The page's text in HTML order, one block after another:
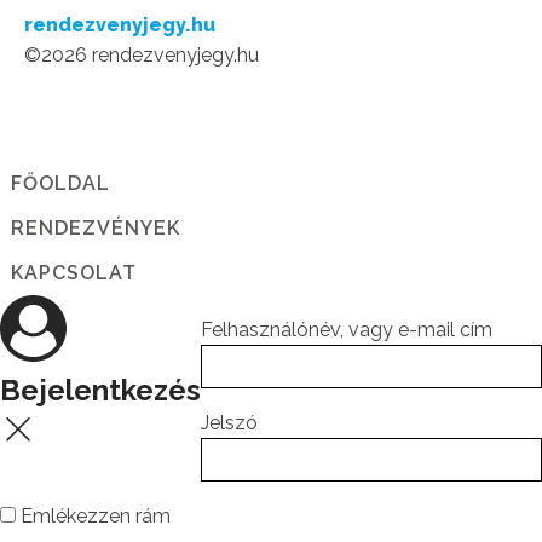
10-05 Bizonyságok,
oklevélátadás
rendezvenyjegy.hu
©2026 rendezvenyjegy.hu
FŐOLDAL
RENDEZVÉNYEK
KAPCSOLAT
Bejelentkezés
Felhasználónév, vagy e-mail cím
Jelszó
Emlékezzen rám